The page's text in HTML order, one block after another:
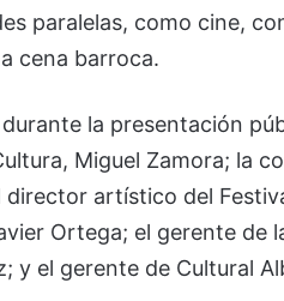
paralelas, como cine,
cena barroca.
la presentación
Miguel Zamora; la
director artístico del
Ortega; el gerente de
y el gerente de Cultural